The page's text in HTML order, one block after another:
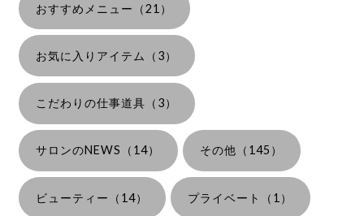
おすすめメニュー（21）
お気に入りアイテム（3）
こだわりの仕事道具（3）
サロンのNEWS（14） その他（145）
ビューティー（14） プライベート（1）